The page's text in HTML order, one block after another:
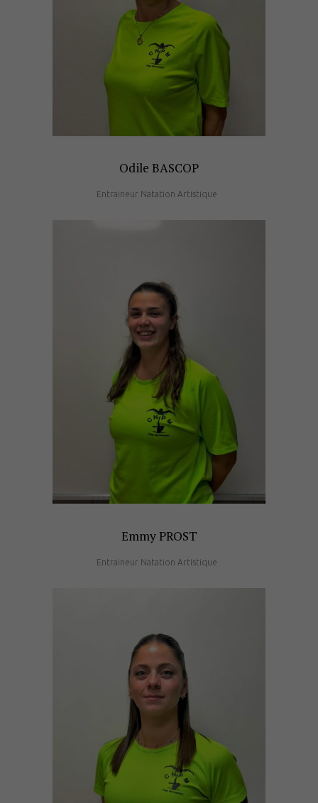
Odile BASCOP
Entraineur Natation Artistique
Emmy PROST
Entraineur Natation Artistique